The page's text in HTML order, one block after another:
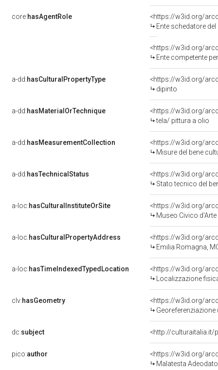
core:hasAgentRole
<https://w3id.org/
Ente schedatore del bene
<https://w3id.org/
Ente competente
a-dd:hasCulturalPropertyType
<https://w3id.org/
dipinto
a-dd:hasMaterialOrTechnique
<https://w3id.org/
tela/ pittura a olio
a-dd:hasMeasurementCollection
<https://w3id.org/
Misure del bene
a-dd:hasTechnicalStatus
<https://w3id.org/
Stato tecnico del
a-loc:hasCulturalInstituteOrSite
<https://w3id.org/
Museo Civico
a-loc:hasCulturalPropertyAddress
<https://w3id.org/
Emilia Romagna,
a-loc:hasTimeIndexedTypedLocation
<https://w3id.org/
Localizzazione
clv:hasGeometry
<https://w3id.org/
dc:subject <http://culturaitalia.it/
pico:author
<https://w3id.org/
Malatesta